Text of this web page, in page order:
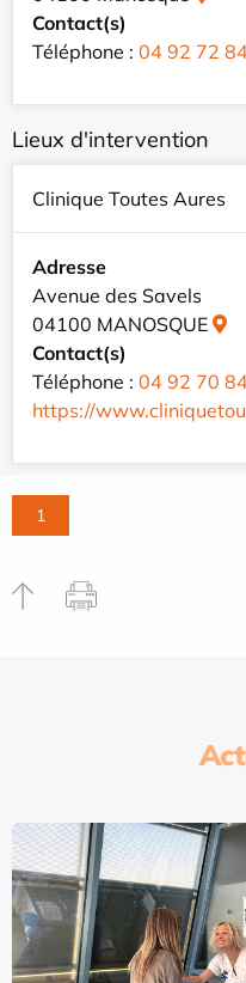
Contact(s)
Téléphone : 04 92 72
Lieux d'intervention
Clinique Toutes Aures
Adresse
Avenue des Savels
04100 MANOSQUE
Contact(s)
Téléphone : 04 92 70
https://
1